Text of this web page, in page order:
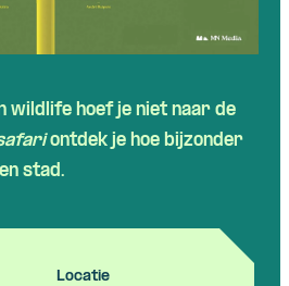
wildlife hoef je niet naar de
ontdek je hoe bijzonder
stad.
Locatie